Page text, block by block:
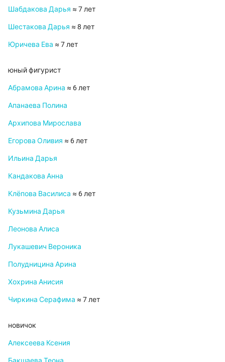
Шабдакова Дарья ≈ 7 лет
Шестакова Дарья ≈ 8 лет
Юричева Ева ≈ 7 лет
юный фигурист
Абрамова Арина ≈ 6 лет
Апанаева Полина
Архипова Мирослава
Егорова Оливия ≈ 6 лет
Ильина Дарья
Кандакова Анна
Клёпова Василиса ≈ 6 лет
Кузьмина Дарья
Леонова Алиса
Лукашевич Вероника
Полудницина Арина
Хохрина Анисия
Чиркина Серафима ≈ 7 лет
новичок
Алексеева Ксения